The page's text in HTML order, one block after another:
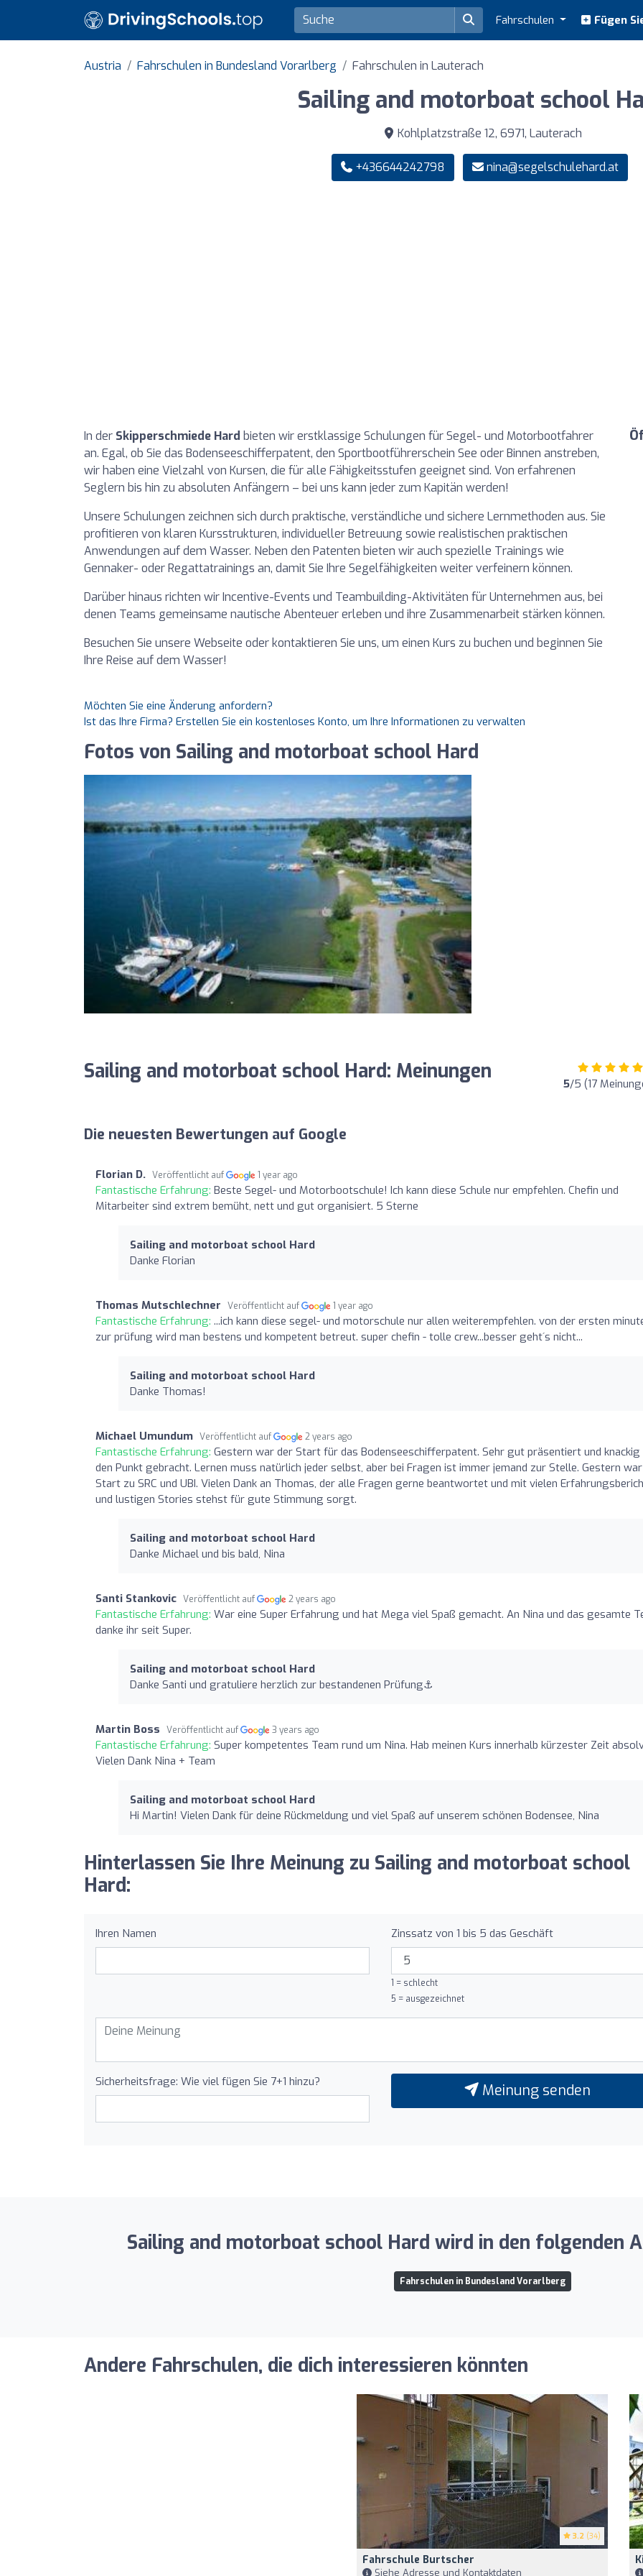
Fahrschulen Fügen
Austria Fahrschulen in Bundesland Vorarlberg Fahrschulen in Lauterach
Sailing and motorboat school
Kohlplatzstraße 12, 6971, Lauterach
+436644242798 nina@segelschulehard.at
In der Skipperschmiede Hard bieten wir erstklassige Schulungen für Segel- und Motorbootfahrer
an. Egal, ob Sie das Bodenseeschifferpatent, den Sportbootführerschein See oder Binnen anstreben,
wir haben eine Vielzahl von Kursen, die für alle Fähigkeitsstufen geeignet sind. Von erfahrenen
Seglern bis hin zu absoluten Anfängern – bei uns kann jeder zum Kapitän werden!
Unsere Schulungen zeichnen sich durch praktische, verständliche und sichere Lernmethoden aus. Sie
profitieren von klaren Kursstrukturen, individueller Betreuung sowie realistischen praktischen
Anwendungen auf dem Wasser. Neben den Patenten bieten wir auch spezielle Trainings wie
Gennaker- oder Regattatrainings an, damit Sie Ihre Segelfähigkeiten weiter verfeinern können.
Darüber hinaus richten wir Incentive-Events und Teambuilding-Aktivitäten für Unternehmen aus, bei
denen Teams gemeinsame nautische Abenteuer erleben und ihre Zusammenarbeit stärken können.
Besuchen Sie unsere Webseite oder kontaktieren Sie uns, um einen Kurs zu buchen und beginnen Sie
Ihre Reise auf dem Wasser!
Möchten Sie eine Änderung anfordern?
Ist das Ihre Firma? Erstellen Sie ein kostenloses Konto, um Ihre Informationen zu verwalten
Fotos von Sailing and motorboat school Hard
Sailing and motorboat school Hard: Meinungen 5/5 (17
Die neuesten Bewertungen auf Google
Florian D. Veröffentlicht auf 1 year ago
Fantastische Erfahrung: Beste Segel- und Motorbootschule! Ich kann diese Schule nur empfehlen. Chefin und
Mitarbeiter sind extrem bemüht, nett und gut organisiert. 5 Sterne
Sailing and motorboat school Hard
Danke Florian
Thomas Mutschlechner Veröffentlicht auf 1 year ago
Fantastische Erfahrung: ...ich kann diese segel- und motorschule nur allen weiterempfehlen. von der ersten
zur prüfung wird man bestens und kompetent betreut. super chefin - tolle crew...besser geht´s nicht...
Sailing and motorboat school Hard
Danke Thomas!
Michael Umundum Veröffentlicht auf 2 years ago
Fantastische Erfahrung: Gestern war der Start für das Bodenseeschifferpatent. Sehr gut präsentiert und knackig
den Punkt gebracht. Lernen muss natürlich jeder selbst, aber bei Fragen ist immer jemand zur Stelle. Gestern
Start zu SRC und UBI. Vielen Dank an Thomas, der alle Fragen gerne beantwortet und mit vielen
und lustigen Stories stehst für gute Stimmung sorgt.
Sailing and motorboat school Hard
Danke Michael und bis bald, Nina
Santi Stankovic Veröffentlicht auf 2 years ago
Fantastische Erfahrung: War eine Super Erfahrung und hat Mega viel Spaß gemacht. An Nina und das gesamte
danke ihr seit Super.
Sailing and motorboat school Hard
Danke Santi und gratuliere herzlich zur bestandenen Prüfung⚓️️
Martin Boss Veröffentlicht auf 3 years ago
Fantastische Erfahrung: Super kompetentes Team rund um Nina. Hab meinen Kurs innerhalb kürzester Zeit
Vielen Dank Nina + Team
Sailing and motorboat school Hard
Hi Martin! Vielen Dank für deine Rückmeldung und viel Spaß auf unserem schönen Bodensee, Nina
Hinterlassen Sie Ihre Meinung zu Sailing and motorboat school
Hard:
Ihren Namen Zinssatz von 1 bis 5 das Geschäft
1 = schlecht
5 = ausgezeichnet
Sicherheitsfrage: Wie viel fügen Sie 7+1 hinzu? Meinung senden
Sailing and motorboat school Hard wird in den folgenden
Fahrschulen in Bundesland Vorarlberg
Andere Fahrschulen, die dich interessieren könnten
3.2 (34)
Fahrschule Burtscher
Siehe Adresse und Kontaktdaten